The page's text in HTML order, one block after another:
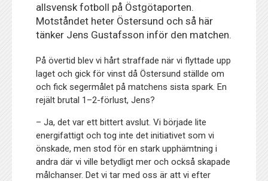
allsvensk fotboll på Östgötaporten.
Motståndet heter Östersund och så här
tänker Jens Gustafsson inför den matchen.
På övertid blev vi hårt straffade när vi flyttade upp
laget och gick för vinst då Östersund ställde om
och fick segermålet på matchens sista spark. En
rejält brutal 1–2-förlust, Jens?
– Ja, det var ett bittert avslut. Vi började lite
energifattigt och tog inte det initiativet som vi
önskade, men stod för en stark upphämtning i
andra där vi ville betydligt mer och också skapade
målchanser. Det vi tar med oss är att vi efter